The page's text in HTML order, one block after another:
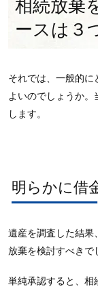
相続放棄
ースは３
それでは、一般的
よいのでしょうか
します。
明らかに借
遺産を調査した結果
放棄を検討すべきで
単純承認すると、相